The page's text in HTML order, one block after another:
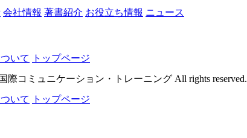
会社情報 著書紹介 お役立ち情報 ニュース
いて
トップページ
コミュニケーション・トレーニング All rights reserved.
いて
トップページ